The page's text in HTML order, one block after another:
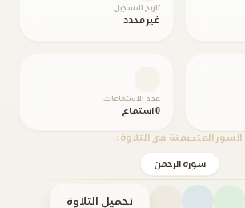
تاريخ التسجيل
غير محدد
عدد الاستماعات
0 استماع
السور المتضمنة في التلاوة:
سورة الرحمن
تحميل التلاوة